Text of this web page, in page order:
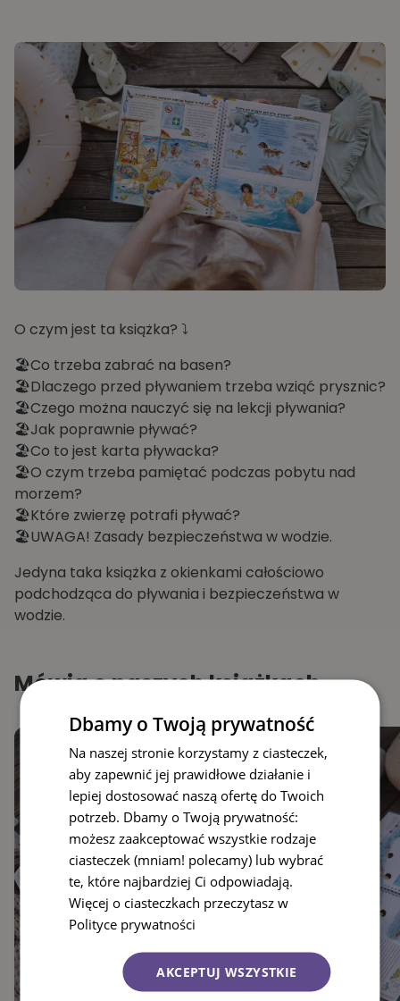
O czym jest ta książka? ⤵️
🏖️Co trzeba zabrać na basen?
🏖️Dlaczego przed pływaniem trzeba wziąć prysznic?
🏖️Czego można nauczyć się na lekcji pływania?
🏖️Jak poprawnie pływać?
🏖️Co to jest karta pływacka?
🏖️O czym trzeba pamiętać podczas pobytu nad
morzem?
🏖️Które zwierzę potrafi pływać?
🏖️UWAGA! Zasady bezpieczeństwa w wodzie.
Jedyna taka książka z okienkami całościowo
podchodząca do pływania i bezpieczeństwa w
wodzie.
Mówią o naszych książkach
Dbamy o Twoją prywatność
Na naszej stronie korzystamy z ciasteczek,
aby zapewnić jej prawidłowe działanie i
lepiej dostosować naszą ofertę do Twoich
potrzeb. Dbamy o Twoją prywatność:
możesz zaakceptować wszystkie rodzaje
ciasteczek (mniam! polecamy) lub wybrać
te, które najbardziej Ci odpowiadają.
Więcej o ciasteczkach przeczytasz w
Polityce prywatności
AKCEPTUJ WSZYSTKIE